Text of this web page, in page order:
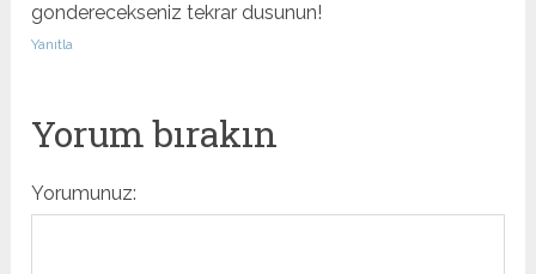
gonderecekseniz tekrar dusunun!
Yanıtla
Yorum bırakın
Yorumunuz: